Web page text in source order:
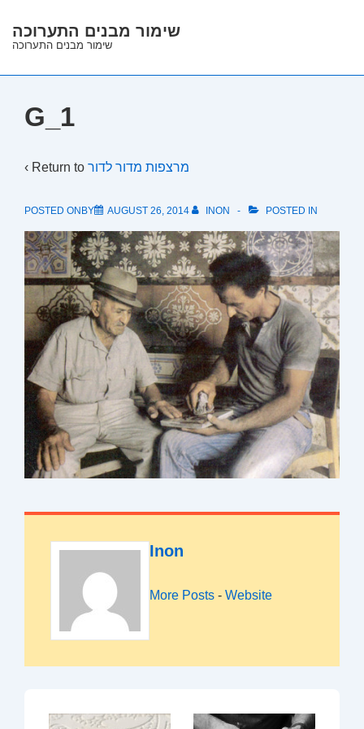
Skip
Main
שימור מבנים התערוכה
שימור מבנים התערוכה
G_1
‹ Return to מרצפות מדור לדור
POSTED ONBY AUGUST 26, 2014 INON POSTED IN
Inon
More Posts - Website